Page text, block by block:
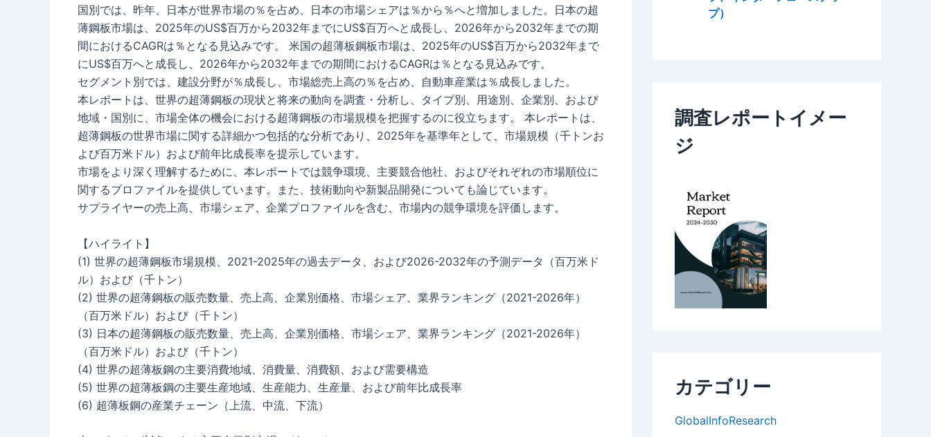
国別では、昨年、日本が世界市場の％を占め、日本の市場シェアは％から％へと増加しました。日本の超
薄鋼板市場は、2025年のUS$百万から2032年までにUS$百万へと成長し、2026年から2032年までの期
間におけるCAGRは％となる見込みです。 米国の超薄板鋼板市場は、2025年のUS$百万から2032年まで
にUS$百万へと成長し、2026年から2032年までの期間におけるCAGRは％となる見込みです。
セグメント別では、建設分野が％成長し、市場総売上高の％を占め、自動車産業は％成長しました。
本レポートは、世界の超薄鋼板の現状と将来の動向を調査・分析し、タイプ別、用途別、企業別、および
地域・国別に、市場全体の機会における超薄鋼板の市場規模を把握するのに役立ちます。 本レポートは、
超薄鋼板の世界市場に関する詳細かつ包括的な分析であり、2025年を基準年として、市場規模（千トンお
よび百万米ドル）および前年比成長率を提示しています。
市場をより深く理解するために、本レポートでは競争環境、主要競合他社、およびそれぞれの市場順位に
関するプロファイルを提供しています。また、技術動向や新製品開発についても論じています。
サプライヤーの売上高、市場シェア、企業プロファイルを含む、市場内の競争環境を評価します。
【ハイライト】
(1) 世界の超薄鋼板市場規模、2021-2025年の過去データ、および2026-2032年の予測データ（百万米ド
ル）および（千トン）
(2) 世界の超薄鋼板の販売数量、売上高、企業別価格、市場シェア、業界ランキング（2021-2026年）
（百万米ドル）および（千トン）
(3) 日本の超薄鋼板の販売数量、売上高、企業別価格、市場シェア、業界ランキング（2021-2026年）
（百万米ドル）および（千トン）
(4) 世界の超薄板鋼の主要消費地域、消費量、消費額、および需要構造
(5) 世界の超薄板鋼の主要生産地域、生産能力、生産量、および前年比成長率
(6) 超薄板鋼の産業チェーン（上流、中流、下流）
プ）
調査レポートイメー
ジ
カテゴリー
GlobalInfoResearch